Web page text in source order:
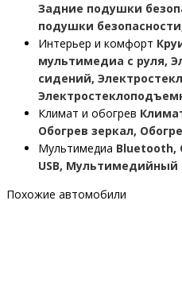
Задние подушки
подушки
Интерьер и комфорт
мультимедиа с руля,
сидений,
Климат и обогрев
Обогрев зеркал,
Мультимедиа Bluetooth,
USB, Мультимедийный
Похожие автомобили